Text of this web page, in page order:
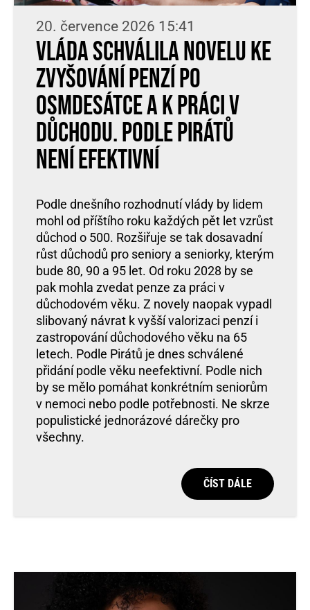
20. července 2026 15:41
Vláda schválila novelu ke
zvyšování penzí po
osmdesátce a k práci v
důchodu. Podle Pirátů
není efektivní
Podle dnešního rozhodnutí vlády by lidem
mohl od příštího roku každých pět let vzrůst
důchod o 500. Rozšiřuje se tak dosavadní
růst důchodů pro seniory a seniorky, kterým
bude 80, 90 a 95 let. Od roku 2028 by se
pak mohla zvedat penze za práci v
důchodovém věku. Z novely naopak vypadl
slibovaný návrat k vyšší valorizaci penzí i
zastropování důchodového věku na 65
letech. Podle Pirátů je dnes schválené
přidání podle věku neefektivní. Podle nich
by se mělo pomáhat konkrétním seniorům
v nemoci nebo podle potřebnosti. Ne skrze
populistické jednorázové dárečky pro
všechny.
ČÍST DÁLE